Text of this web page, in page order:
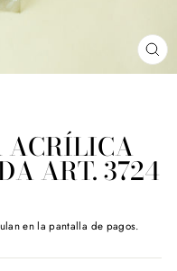
ACRÍLICA
ART. 3724
en la pantalla de pagos.